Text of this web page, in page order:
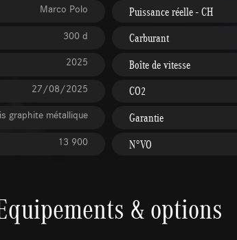
Marco Polo
300 d
2025
27/08/2025
graphite métallique
13 900
Puissance réelle - CH
Carburant
Boîte de vitesse
CO2
Garantie
N°VO
& options